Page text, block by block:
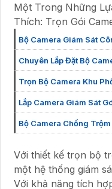
Một Trong Những
Thích: Trọn Gói
Bộ Camera Giám Sát
Chuyên Lắp Đặt Bộ
Trọn Bộ Camera Khu
Lắp Camera Giám Sát
Bộ Camera Chống
Với thiết kế trọn bộ
một hệ thống giám
Với khả năng tích